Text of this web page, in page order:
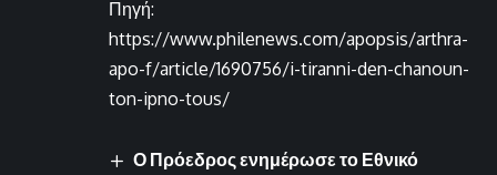
Πηγή:
https://www.philenews.com/apopsis/arthra-
apo-f/article/1690756/i-tiranni-den-chanoun-
ton-ipno-tous/
Ο Πρόεδρος ενημέρωσε το Εθνικό